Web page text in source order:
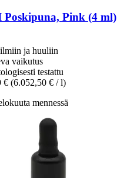
Poskipuna, Pink (4 ml)
ja huuliin
vaikutus
testattu
€ (6.052,50 € / l)
mennessä